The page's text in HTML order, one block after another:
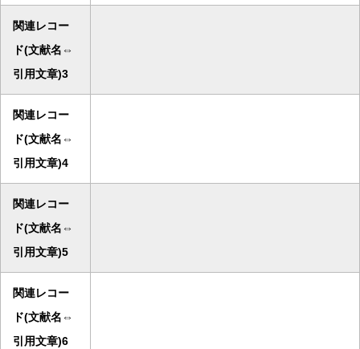
関連レコー
ド(文献名⇔
引用文章)3
関連レコー
ド(文献名⇔
引用文章)4
関連レコー
ド(文献名⇔
引用文章)5
関連レコー
ド(文献名⇔
引用文章)6